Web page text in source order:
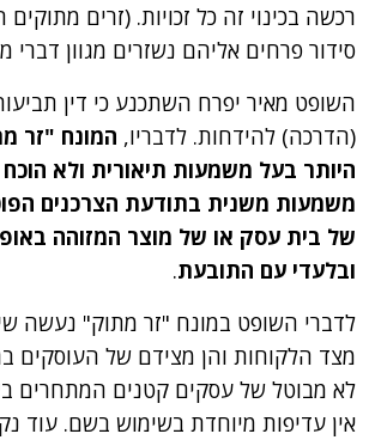
רכשה בכינוי זה כל זכויות. (זרים מתוקים
סידור פרחים אליהם נשזרים מגוון דברי
השופט מאיר יפרח השתכנע כי דין
(הדרכה) להידחות. לדבריו, המונח "זר
היותר בעל משמעות תיאורית ולא
משמעות משנית בתודעת הצרכנים
של בית עסק או של מוצר המזוהה
ובלעדי עם התובעת.
לדברי השופט במונח "זר מתוק" נעשה
מצד הלקוחות והן מצידם של העוסקים
לא מבוטל של עסקים קטנים המתחרים
אין עדיפות מיוחדת בשימוש בשם. עוד